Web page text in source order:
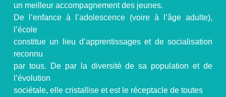
un meilleur accompagnement des jeunes.
De l’enfance à l’adolescence (voire à l’âge adulte),
l’école
constitue un lieu d’apprentissages et de socialisation
reconnu
par tous. De par la diversité de sa population et de
l’évolution
sociétale, elle cristallise et est le réceptacle de toutes